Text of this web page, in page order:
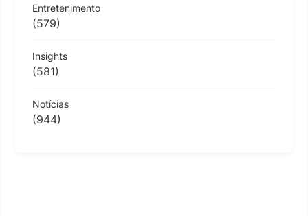
Entretenimento
(579)
Insights
(581)
Notícias
(944)